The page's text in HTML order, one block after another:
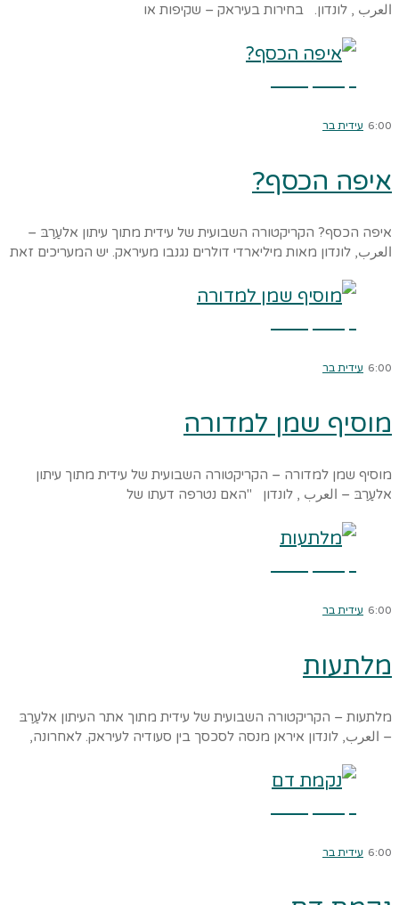
العرب , לונדון. בחירות בעיראק – שקיפות או
6:00 עידית בר
איפה הכסף?
איפה הכסף? הקריקטורה השבועית של עידית מתוך עיתון אלעַרַבּ –
العرب, לונדון מאות מיליארדי דולרים נגנבו מעיראק. יש המעריכים זאת
6:00 עידית בר
מוסיף שמן למדורה
מוסיף שמן למדורה – הקריקטורה השבועית של עידית מתוך עיתון
אלעַרַבּ – العرب , לונדון "האם נטרפה דעתו של
6:00 עידית בר
מלתעות
מלתעות – הקריקטורה השבועית של עידית מתוך אתר העיתון אלעַרַבּ
– العرب, לונדון איראן מנסה לסכסך בין סעודיה לעיראק. לאחרונה,
6:00 עידית בר